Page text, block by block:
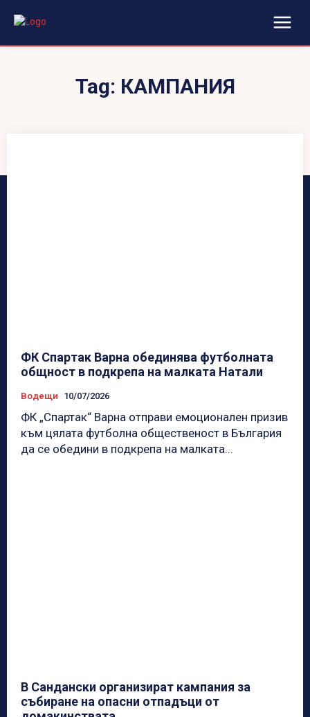
Tag: КАМПАНИЯ
ФК Спартак Варна обединява футболната
общност в подкрепа на малката Натали
Водещи 10/07/2026
ФК „Спартак“ Варна отправи емоционален призив
към цялата футболна общественост в България
да се обедини в подкрепа на малката...
В Сандански организират кампания за
събиране на опасни отпадъци от